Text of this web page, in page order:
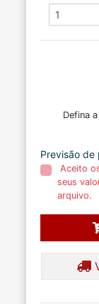
Defina
Previsão de
Aceito
seus
arquivo.